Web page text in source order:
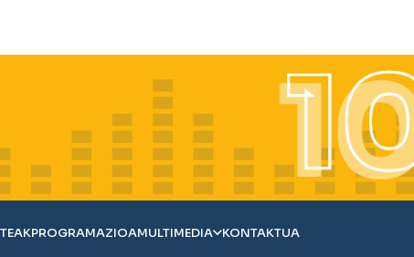
PROGRAMAZIOAMULTIMEDIA KONTAKTUA